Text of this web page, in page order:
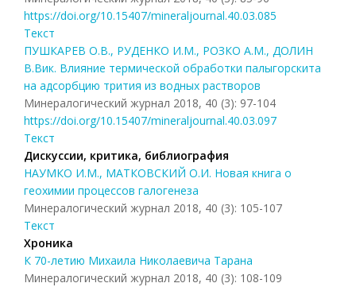
https://doi.org/10.15407/mineraljournal.40.03.085
Текст
ПУШКАРЕВ О.В., РУДЕНКО И.М., РОЗКО А.М., ДОЛИН
В.Вик. Влияние термической обработки палыгорскита
на адсорбцию трития из водных растворов
Минералогический журнал 2018, 40 (3): 97-104
https://doi.org/10.15407/mineraljournal.40.03.097
Текст
Дискуссии, критика, библиография
НАУМКО И.М., МАТКОВСКИЙ О.И. Новая книга о
геохимии процессов галогенеза
Минералогический журнал 2018, 40 (3): 105-107
Текст
Хроника
К 70-летию Михаила Николаевича Тарана
Минералогический журнал 2018, 40 (3): 108-109